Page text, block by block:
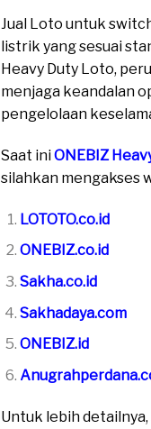
Jual Loto untuk
listrik yang sesuai
Heavy Duty Loto,
menjaga keandalan
pengelolaan
Saat iniONEBIZ
silahkan mengakses
LOTOTO.co.id
ONEBIZ.co.id
Sakha.co.id
Sakhadaya.com
ONEBIZ.id
Untuk lebih